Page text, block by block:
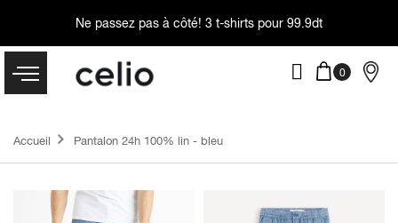
Ne passez pas à côté! 3 t-shirts pour 99.9dt
Accueil Pantalon 24h 100% lin - bleu